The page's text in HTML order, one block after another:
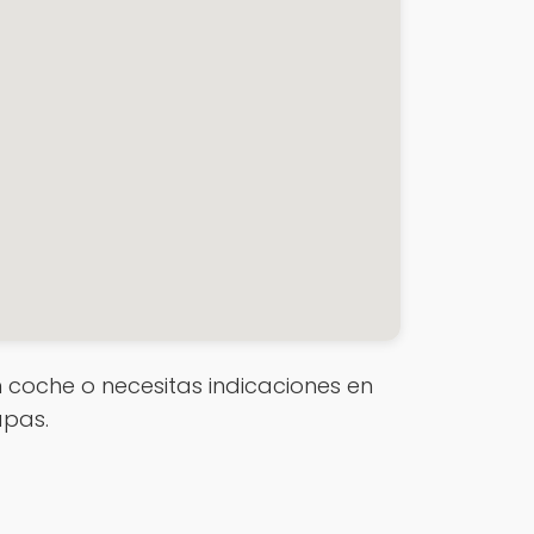
o necesitas indicaciones en